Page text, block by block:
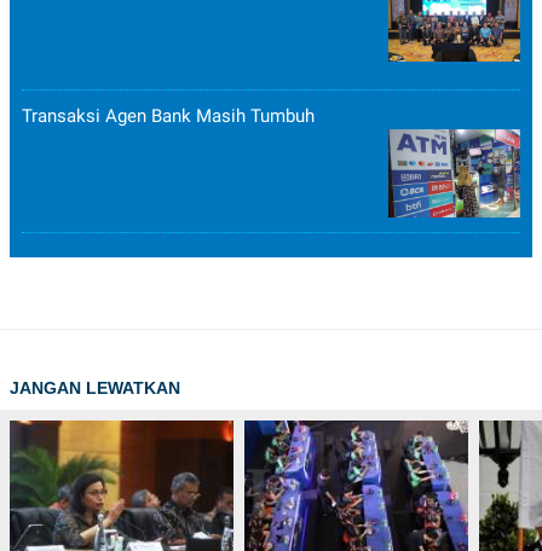
Transaksi Agen Bank Masih Tumbuh
JANGAN LEWATKAN